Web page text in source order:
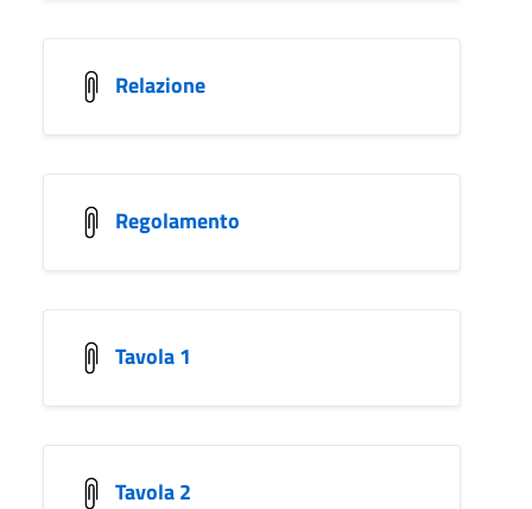
Relazione
Regolamento
Tavola 1
Tavola 2